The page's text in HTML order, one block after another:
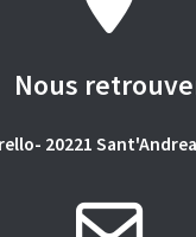
Nous
20221